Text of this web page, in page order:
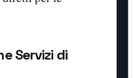
Servizi di